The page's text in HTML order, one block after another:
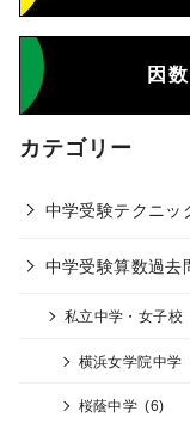
因
カテゴリー
中学受験テクニッ
中学受験算数過去
私立中学・女子校
横浜女学院中学
桜蔭中学 (6)